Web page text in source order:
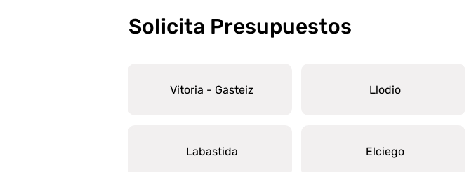
Solicita Presupuestos
Vitoria - Gasteiz Llodio
Labastida Elciego